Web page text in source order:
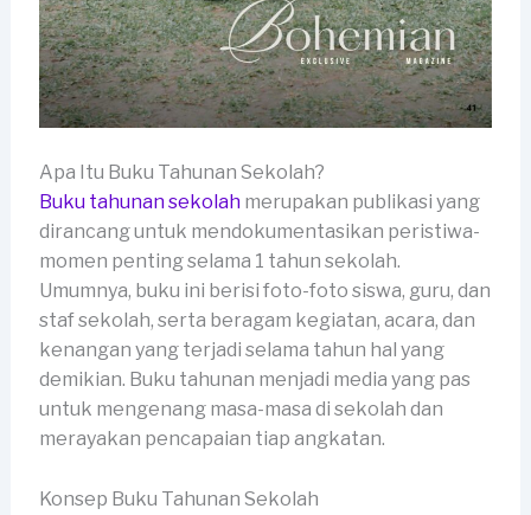
Apa Itu Buku Tahunan Sekolah?
Buku tahunan sekolahmerupakan publikasi yang
dirancang untuk mendokumentasikan peristiwa-
momen penting selama 1 tahun sekolah.
Umumnya, buku ini berisi foto-foto siswa, guru, dan
staf sekolah, serta beragam kegiatan, acara, dan
kenangan yang terjadi selama tahun hal yang
demikian. Buku tahunan menjadi media yang pas
untuk mengenang masa-masa di sekolah dan
merayakan pencapaian tiap angkatan.
Konsep Buku Tahunan Sekolah